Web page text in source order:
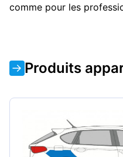
comme pour les
Produits